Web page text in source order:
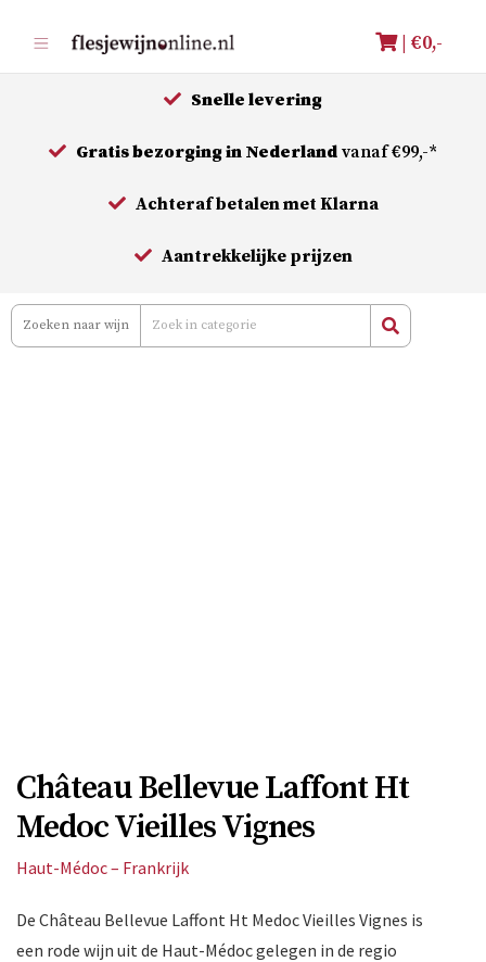
naar
de
| €0,-
Snelle levering
Gratis bezorging in Nederland vanaf €99,-*
Achteraf betalen met Klarna
Aantrekkelijke prijzen
Château Bellevue Laffont Ht
Medoc Vieilles Vignes
Haut-Médoc – Frankrijk
De Château Bellevue Laffont Ht Medoc Vieilles Vignes is
een rode wijn uit de Haut-Médoc gelegen in de regio